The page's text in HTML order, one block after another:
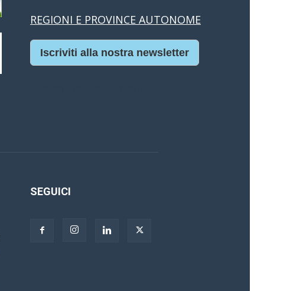
REGIONI E PROVINCE AUTONOME
Iscriviti alla nostra newsletter
SEGUICI